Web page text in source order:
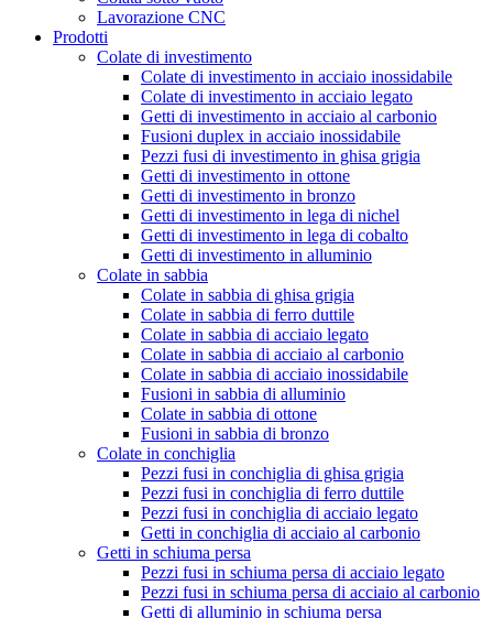
Lavorazione CNC
Prodotti
Colate di investimento
Colate di investimento in acciaio inossidabile
Colate di investimento in acciaio legato
Getti di investimento in acciaio al carbonio
Fusioni duplex in acciaio inossidabile
Pezzi fusi di investimento in ghisa grigia
Getti di investimento in ottone
Getti di investimento in bronzo
Getti di investimento in lega di nichel
Getti di investimento in lega di cobalto
Getti di investimento in alluminio
Colate in sabbia
Colate in sabbia di ghisa grigia
Colate in sabbia di ferro duttile
Colate in sabbia di acciaio legato
Colate in sabbia di acciaio al carbonio
Colate in sabbia di acciaio inossidabile
Fusioni in sabbia di alluminio
Colate in sabbia di ottone
Fusioni in sabbia di bronzo
Colate in conchiglia
Pezzi fusi in conchiglia di ghisa grigia
Pezzi fusi in conchiglia di ferro duttile
Pezzi fusi in conchiglia di acciaio legato
Getti in conchiglia di acciaio al carbonio
Getti in schiuma persa
Pezzi fusi in schiuma persa di acciaio legato
Pezzi fusi in schiuma persa di acciaio al carbonio
Getti di alluminio in schiuma persa